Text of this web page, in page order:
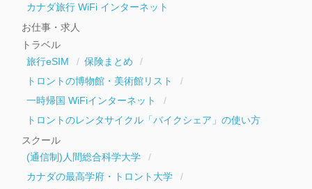
カナダ旅行 WiFi インターネット
お仕事・求人
トラベル
旅行eSIM
保険まとめ
トロントの博物館・美術館リスト
一時帰国 WiFiインターネット
トロントのレンタサイクル「バイクシェア」の使い方
スクール
(通信制)人間総合科学大学
カナダの最高学府・トロント大学